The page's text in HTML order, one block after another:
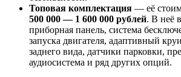
Топовая комплектация — её
500 000 — 1 600 000 рублей. В неё
приборная панель, система
запуска двигателя, адаптивный
заднего вида, датчики парковки,
аудиосистема и ряд других опций.